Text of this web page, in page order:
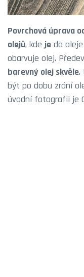
Povrchová úprava
olejů, kde je do oleje
obarvuje olej.
barevný olej skvěle.
být po dobu zrání
úvodní fotografii je